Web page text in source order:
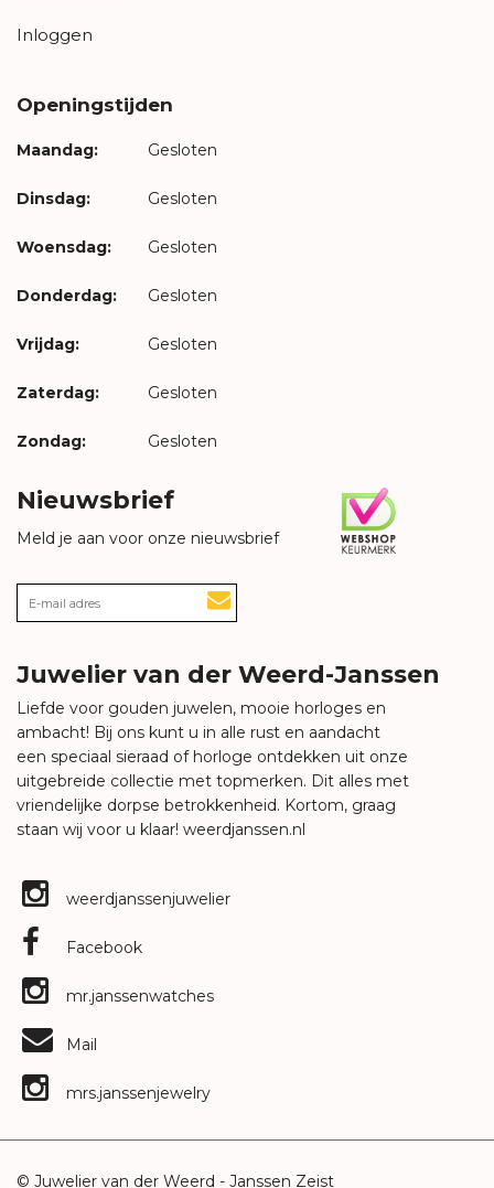
Inloggen
Openingstijden
Maandag: Gesloten
Dinsdag: Gesloten
Woensdag: Gesloten
Donderdag: Gesloten
Vrijdag: Gesloten
Zaterdag: Gesloten
Zondag: Gesloten
Nieuwsbrief
Meld je aan voor onze nieuwsbrief
Juwelier van der Weerd-Janssen
Liefde voor gouden juwelen, mooie horloges en
ambacht! Bij ons kunt u in alle rust en aandacht
een speciaal sieraad of horloge ontdekken uit onze
uitgebreide collectie met topmerken. Dit alles met
vriendelijke dorpse betrokkenheid. Kortom, graag
staan wij voor u klaar! weerdjanssen.nl
weerdjanssenjuwelier
Facebook
mr.janssenwatches
Mail
mrs.janssenjewelry
© Juwelier van der Weerd - Janssen Zeist